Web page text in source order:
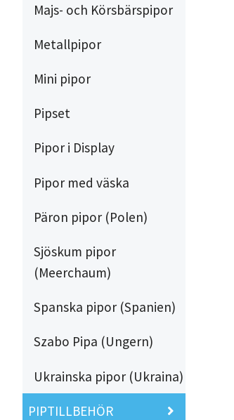
Majs- och Körsbärspipor
Metallpipor
Mini pipor
Pipset
Pipor i Display
Pipor med väska
Päron pipor (Polen)
Sjöskum pipor
(Meerchaum)
Spanska pipor (Spanien)
Szabo Pipa (Ungern)
Ukrainska pipor (Ukraina)
PIPTILLBEHÖR